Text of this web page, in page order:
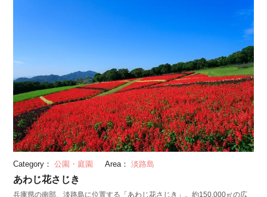
などの動物が仲良く暮らす姿を見られる「ミニ牧場」があります。 動物園
Category： 公園・庭園 Area： 淡路島
あわじ花さじき
兵庫県の南部、淡路島に位置する「あわじ花さじき」。約150,000㎡の広